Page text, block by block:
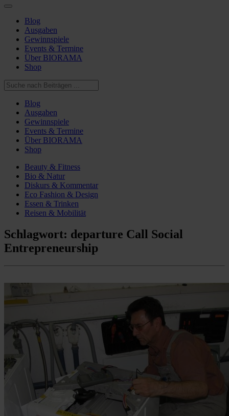
Blog
Ausgaben
Gewinnspiele
Events & Termine
Über BIORAMA
Shop
Blog
Ausgaben
Gewinnspiele
Events & Termine
Über BIORAMA
Shop
Beauty & Fitness
Bio & Natur
Diskurs & Kommentar
Eco Fashion & Design
Essen & Trinken
Reisen & Mobilität
Schlagwort: departure Call Social
Entrepreneurship